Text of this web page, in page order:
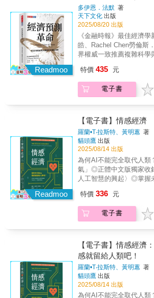
器：【第一部｜打造鎖喉
歷史演變與其現代化基礎
到聯合國對伊拉克的禁運
局限。接著，闡述美元在
心地位，以及美國如何利
的基礎建設」的控制力。
韓進行了初次試驗。【第
爭】詳細描寫美國如何運
核武野心。以史都華・李
員，透過「耳語運動」和
果有限，但在美國國會的
圍最終擴大到伊朗中央銀
伊朗經濟崩潰，迫使其回
｜俄羅斯的帝國擴張】描
應對俄羅斯在2014年對克
外交官丹・弗瑞德主導協
並設計出精準的「特定行
未能阻止普丁的侵略，但
機的空難促使歐洲國家加
嚴重困境，但普丁仍未撤
的科技稱霸野心】介紹中
級為技術競爭的過程。川
術霸權的生存威脅。描
制，打擊華為和中興通訊
顯美國在半導體供應鏈中
點」。這場科技技術戰促
裂，並引發各國對經濟安
五部｜烏克蘭戰爭與經濟
球突圍，回望過去四十多
國經濟改革大潮。書中不
培養經濟學思維方式，無
波動的職場人，還是試圖
向的創業者，亦或面臨
現實問題的讀者，都能在
課裏，找到屬於自己的財
Readmoo
多伊恩．法默 著
天下文化 出版
2025/08/20 出版
《金融時報》最佳經濟
皓、Rachel Chen勞倫斯
界權威一致推薦複雜科學
氣候變遷惡化、金融市場
益加劇，我們依舊仰賴過
人完全用理性思考、行為
破解輪盤機率，挑戰賭場
球最早的量化投資機構之
主流經濟學的迷思，倡議
現實洞察的經濟學革新。
須反映人類的非理性與
據、強大運算能力，結合
學等跨領域方法，打造能
動態系統。他領導的團隊
出的經濟衝擊預測，遠比
這個資料爆炸、變局頻仍
工具來看懂未來、做出正
革命》為企業、政府與關
動方針，不論是應對金
氣候變遷，甚至是投資
的預測能力，提前做好準
是「人的行為」，在過去
量化寬鬆、肺炎疫情、能
AI革命，所有的傳統思維
變，我們需要新的判斷
特價 435 元
電子書
Readmoo
【電子書】情感經濟
羅蘭•T‧拉斯特、黃明蕙 著
貓頭鷹 出版
2025/08/14 出版
為何AI不能完全取代人類
氣」◎正體中文版獨家收
人工智慧的興起〉◎掌握
智慧已走進我們的生活，
超越人類的思考能力。那
又開始浮上檯面：哪些人
定是壞事人類社會的經
變：經濟1.0：實體經濟
多機器取代部分人類勞動
但主要的經濟市場還是來
性的時代，進入20世紀，
組裝汽車的機械手臂）更
特價 336 元
電子書
【電子書】情感經濟
感就留給人類吧！
羅蘭•T‧拉斯特、黃明蕙 著
貓頭鷹 出版
2025/08/14 出版
為何AI不能完全取代人類